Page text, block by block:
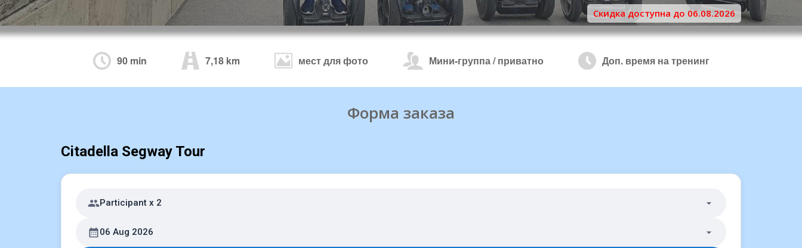
Скидка доступна до 06.08.2026
90 min 7,18 km мест для фото Мини-группа / приватно Доп. время на тренинг
Форма заказа
Citadella Segway Tour
Participant x 2
06 Aug 2026